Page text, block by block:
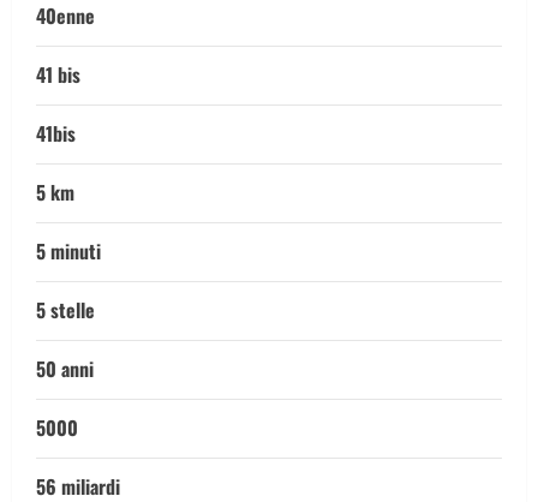
40enne
41 bis
41bis
5 km
5 minuti
5 stelle
50 anni
5000
56 miliardi